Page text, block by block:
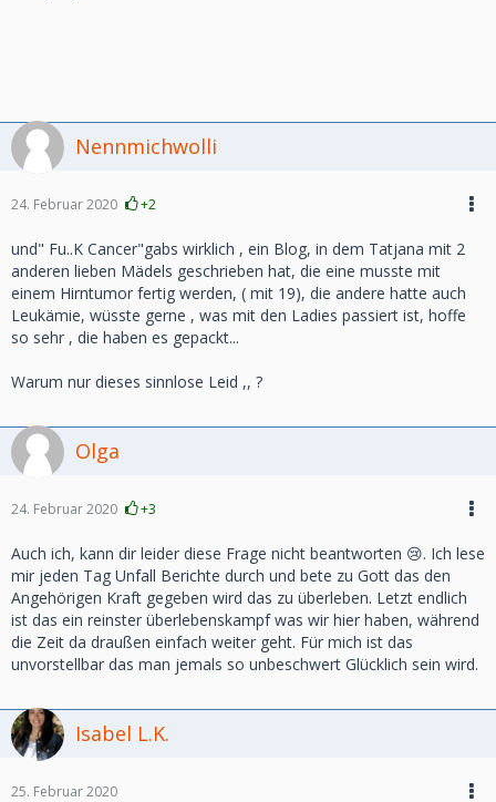
Nennmichwolli
24. Februar 2020 +2
und" Fu..K Cancer"gabs wirklich , ein Blog, in dem Tatjana mit 2
anderen lieben Mädels geschrieben hat, die eine musste mit
einem Hirntumor fertig werden, ( mit 19), die andere hatte auch
Leukämie, wüsste gerne , was mit den Ladies passiert ist, hoffe
so sehr , die haben es gepackt...
Warum nur dieses sinnlose Leid ,, ?
Olga
24. Februar 2020 +3
Auch ich, kann dir leider diese Frage nicht beantworten 😢. Ich lese
mir jeden Tag Unfall Berichte durch und bete zu Gott das den
Angehörigen Kraft gegeben wird das zu überleben. Letzt endlich
ist das ein reinster überlebenskampf was wir hier haben, während
die Zeit da draußen einfach weiter geht. Für mich ist das
unvorstellbar das man jemals so unbeschwert Glücklich sein wird.
Isabel L.K.
25. Februar 2020